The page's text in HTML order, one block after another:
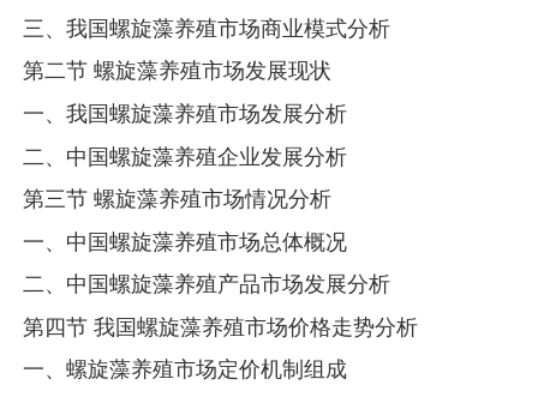
三、我国螺旋藻养殖市场商业模式分析
第二节 螺旋藻养殖市场发展现状
一、我国螺旋藻养殖市场发展分析
二、中国螺旋藻养殖企业发展分析
第三节 螺旋藻养殖市场情况分析
一、中国螺旋藻养殖市场总体概况
二、中国螺旋藻养殖产品市场发展分析
第四节 我国螺旋藻养殖市场价格走势分析
一、螺旋藻养殖市场定价机制组成